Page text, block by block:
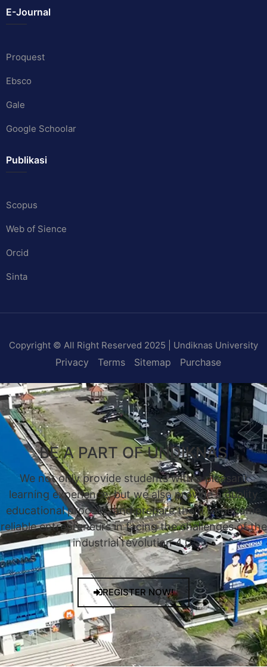
E-Journal
Proquest
Ebsco
Gale
Google Schoolar
Publikasi
Scopus
Web of Sience
Orcid
Sinta
Copyright © All Right Reserved 2025 | Undiknas University
Privacy Terms Sitemap Purchase
BE A PART OF UNDIKNAS
We not only provide students with a pleasant
learning experience, but we also provide a quality
educational process, and prepare them to become
reliable entrepreneurs in facing the challenges of the
industrial revolution 4.0.
REGISTER NOW!